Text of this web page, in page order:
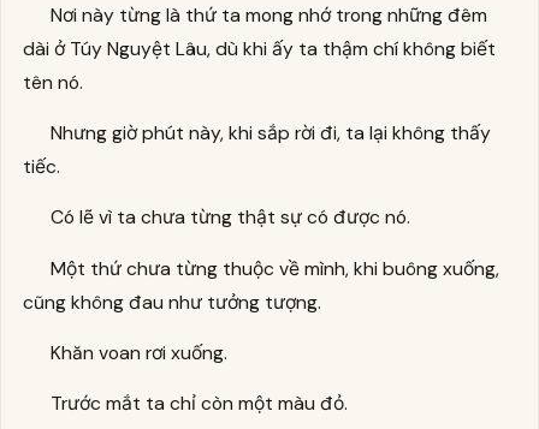
Nơi này từng là thứ ta mong nhớ trong những đêm
dài ở Túy Nguyệt Lâu, dù khi ấy ta thậm chí không biết
tên nó.
Nhưng giờ phút này, khi sắp rời đi, ta lại không thấy
tiếc.
Có lẽ vì ta chưa từng thật sự có được nó.
Một thứ chưa từng thuộc về mình, khi buông xuống,
cũng không đau như tưởng tượng.
Khăn voan rơi xuống.
Trước mắt ta chỉ còn một màu đỏ.